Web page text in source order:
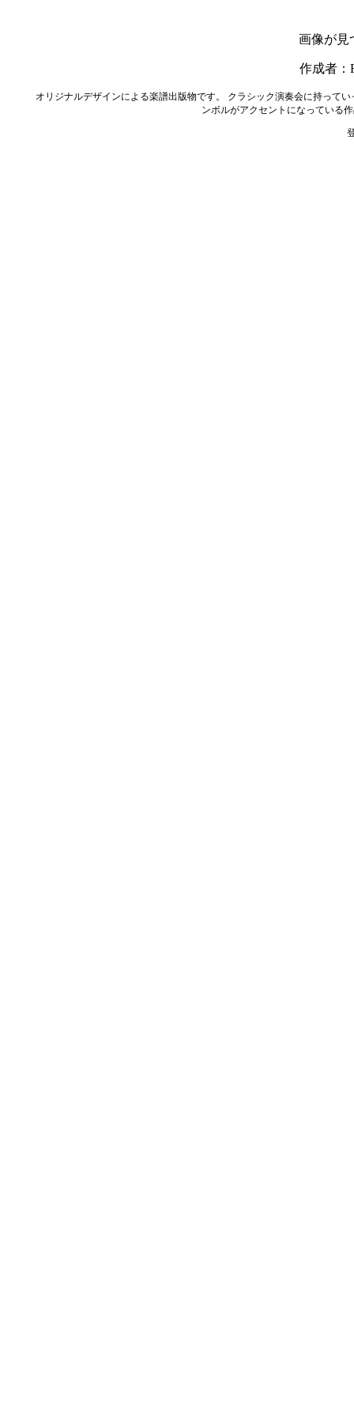
画像が見
作成者：
オリジナルデザインによる楽譜出版物です。 クラシック演奏会に持って
ンボルがアクセントになっている